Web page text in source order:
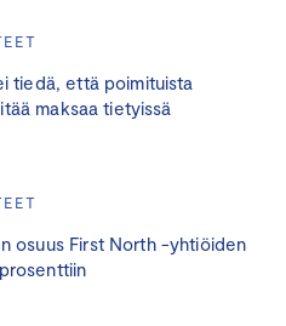
tiedä, että poimituista
maksaa tietyissä
osuus First North -yhtiöiden